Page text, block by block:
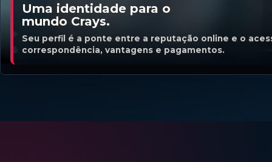
Uma identidade para o
mundo Crays.
Seu perfil é a ponte entre a reputação online e o
correspondência, vantagens e pagamentos.